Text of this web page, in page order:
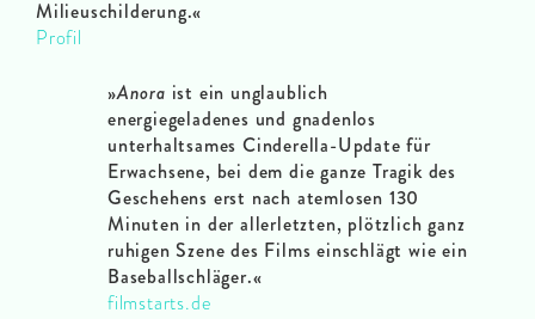
Milieuschilderung.«
Profil
»Anora ist ein unglaublich
energiegeladenes und gnadenlos
unterhaltsames Cinderella-Update für
Erwachsene, bei dem die ganze Tragik des
Geschehens erst nach atemlosen 130
Minuten in der allerletzten, plötzlich ganz
ruhigen Szene des Films einschlägt wie ein
Baseballschläger.«
filmstarts.de